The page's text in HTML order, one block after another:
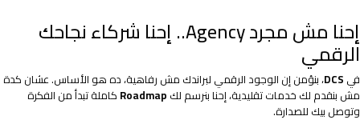
إحنا مش مجرد Agency.. إحنا شركاء نجاحك
الرقمي
في DCS، بنؤمن إن الوجود الرقمي لبراندك مش رفاهية، ده هو الأساس. عشان كدة
مش بنقدم لك خدمات تقليدية، إحنا بنرسم لك Roadmap كاملة تبدأ من الفكرة
وتوصل بيك للصدارة.